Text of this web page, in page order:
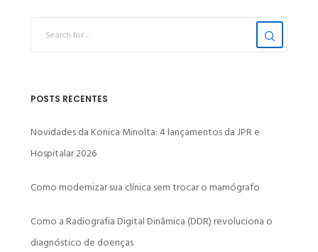
POSTS RECENTES
Novidades da Konica Minolta: 4 lançamentos da JPR e
Hospitalar 2026
Como modernizar sua clínica sem trocar o mamógrafo
Como a Radiografia Digital Dinâmica (DDR) revoluciona o
diagnóstico de doenças